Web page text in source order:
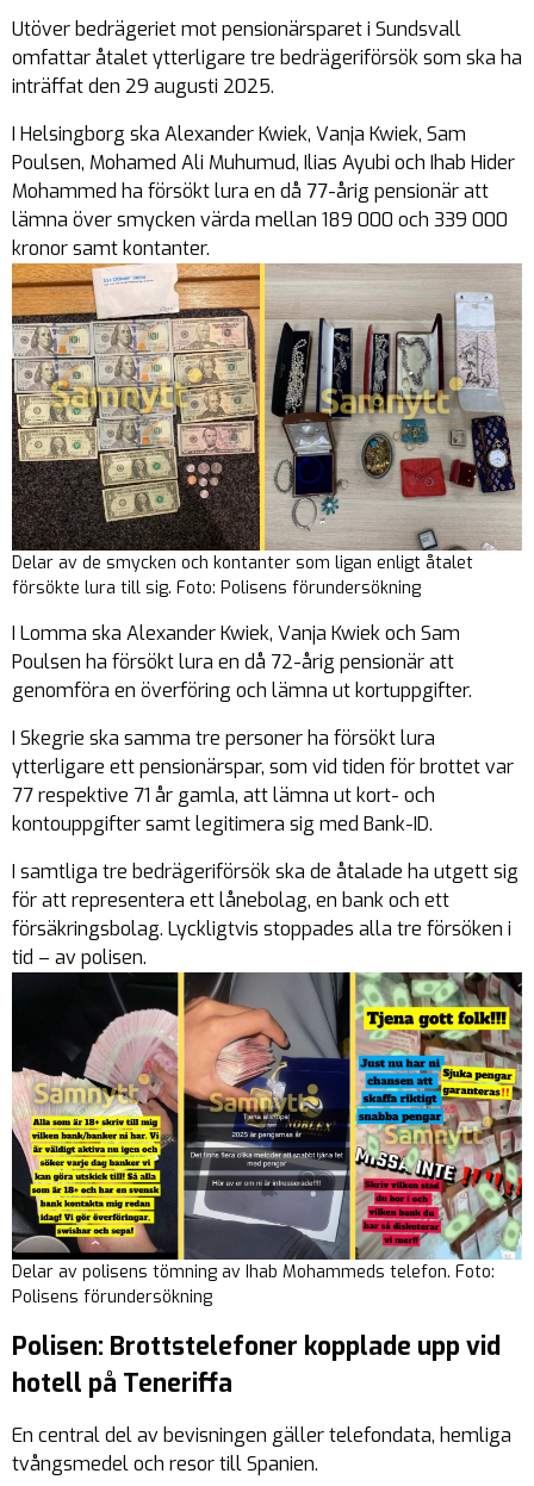
Utöver bedrägeriet mot pensionärsparet i Sundsvall
omfattar åtalet ytterligare tre bedrägeriförsök som ska ha
inträffat den 29 augusti 2025.
I Helsingborg ska Alexander Kwiek, Vanja Kwiek, Sam
Poulsen, Mohamed Ali Muhumud, Ilias Ayubi och Ihab Hider
Mohammed ha försökt lura en då 77-årig pensionär att
lämna över smycken värda mellan 189 000 och 339 000
kronor samt kontanter.
Delar av de smycken och kontanter som ligan enligt åtalet
försökte lura till sig. Foto: Polisens förundersökning
I Lomma ska Alexander Kwiek, Vanja Kwiek och Sam
Poulsen ha försökt lura en då 72-årig pensionär att
genomföra en överföring och lämna ut kortuppgifter.
I Skegrie ska samma tre personer ha försökt lura
ytterligare ett pensionärspar, som vid tiden för brottet var
77 respektive 71 år gamla, att lämna ut kort- och
kontouppgifter samt legitimera sig med Bank-ID.
I samtliga tre bedrägeriförsök ska de åtalade ha utgett sig
för att representera ett lånebolag, en bank och ett
försäkringsbolag. Lyckligtvis stoppades alla tre försöken i
tid – av polisen.
Delar av polisens tömning av Ihab Mohammeds telefon. Foto:
Polisens förundersökning
Polisen: Brottstelefoner kopplade upp vid
hotell på Teneriffa
En central del av bevisningen gäller telefondata, hemliga
tvångsmedel och resor till Spanien.